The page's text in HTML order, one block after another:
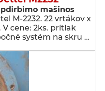
mašinos
M-2232. 22 vrtákov x
cene: 2ks. prítlak
systém na skru …